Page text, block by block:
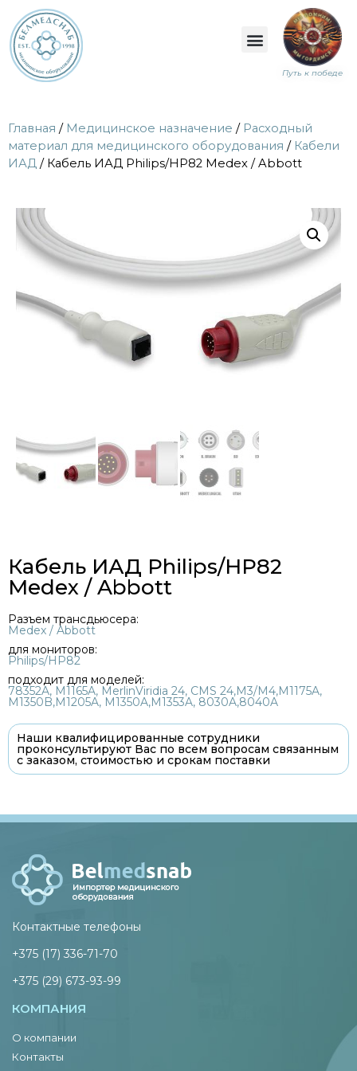
Путь к победе
Главная / Медицинское назначение / Расходный
материал для медицинского оборудования / Кабели
ИАД / Кабель ИАД Philips/HP82 Medex / Abbott
Кабель ИАД Philips/HP82
Medex / Abbott
Разъем трансдьюсера:
Medex / Abbott
для мониторов:
Philips/HP82
подходит для моделей:
78352A, M1165A, MerlinViridia 24, CMS 24,M3/M4,M1175A,
M1350B,M1205A, M1350A,M1353A, 8030A,8040A
Наши квалифицированные сотрудники
проконсультируют Вас по всем вопросам связанным
с заказом, стоимостью и срокам поставки
Контактные телефоны
+375 (17) 336-71-70
+375 (29) 673-93-99
КОМПАНИЯ
О компании
Контакты